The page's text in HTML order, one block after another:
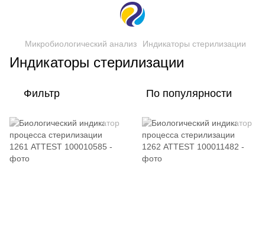
Микробиологический анализ Индикаторы стерилизации
Индикаторы стерилизации
Фильтр По популярности